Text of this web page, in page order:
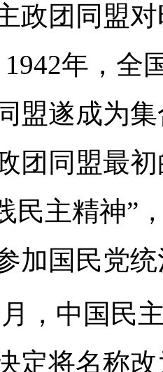
政团同盟
年，全
盟遂成为
团同盟最
民主精神”
加国民党
月，中国民
定将名称